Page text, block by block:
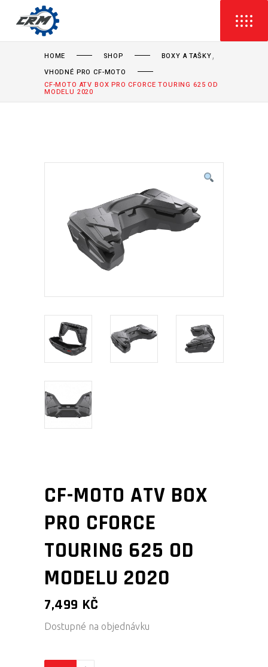
HOME SHOP BOXY A TAŠKY,
VHODNÉ PRO CF-MOTO
CF-MOTO ATV BOX PRO CFORCE TOURING 625 OD
MODELU 2020
CF-MOTO ATV BOX
PRO CFORCE
TOURING 625 OD
MODELU 2020
7,499 KČ
Dostupné na objednávku